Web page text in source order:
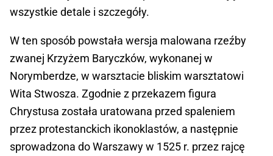
wszystkie detale i szczegóły.
W ten sposób powstała wersja malowana rzeźby
zwanej Krzyżem Baryczków, wykonanej w
Norymberdze, w warsztacie bliskim warsztatowi
Wita Stwosza. Zgodnie z przekazem figura
Chrystusa została uratowana przed spaleniem
przez protestanckich ikonoklastów, a następnie
sprowadzona do Warszawy w 1525 r. przez rajcę